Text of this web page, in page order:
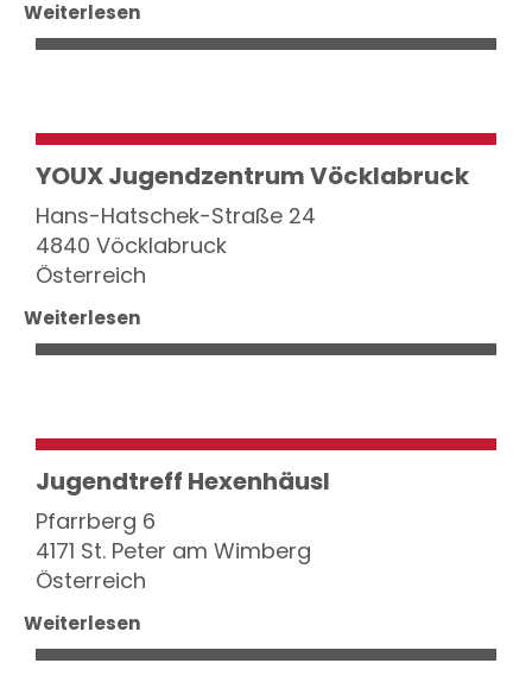
Weiterlesen
YOUX Jugendzentrum Vöcklabruck
Hans-Hatschek-Straße 24
4840 Vöcklabruck
Österreich
Weiterlesen
Jugendtreff Hexenhäusl
Pfarrberg 6
4171 St. Peter am Wimberg
Österreich
Weiterlesen